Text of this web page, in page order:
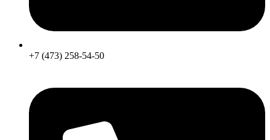
+7 (473) 258-54-50